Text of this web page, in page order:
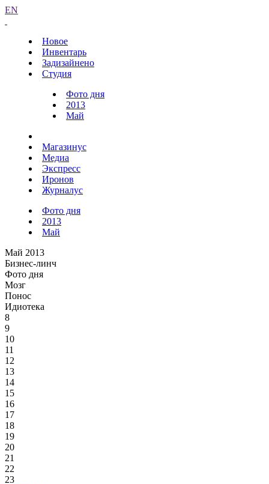
EN
Новое
Инвентарь
Задизайнено
Студия
Фото дня
2013
Май
Магазинус
Медиа
Экспресс
Иронов
Журналус
Фото дня
2013
Май
Май 2013
Бизнес-линч
Фото дня
Мозг
Понос
Идиотека
8
9
10
11
12
13
14
15
16
17
18
19
20
21
22
23